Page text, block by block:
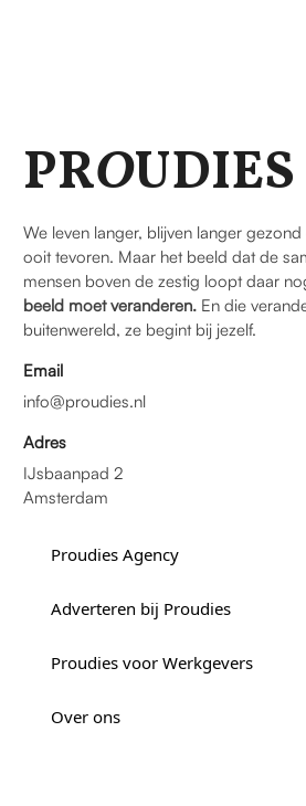
PROUDIES
We leven langer, blijven langer
ooit tevoren. Maar het beeld dat de
mensen boven de zestig loopt daar
beeld moet veranderen. En die
buitenwereld, ze begint bij jezelf.
Email
info@proudies.nl
Adres
IJsbaanpad 2
Amsterdam
Proudies Agency
Adverteren bij Proudies
Proudies voor Werkgevers
Over ons